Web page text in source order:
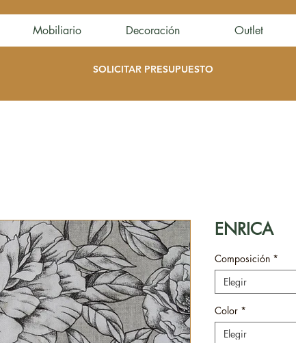
Mobiliario Decoración Outlet
SOLICITAR PRESUPUESTO
ENRICA
Composición *
Elegir
Color *
Elegir